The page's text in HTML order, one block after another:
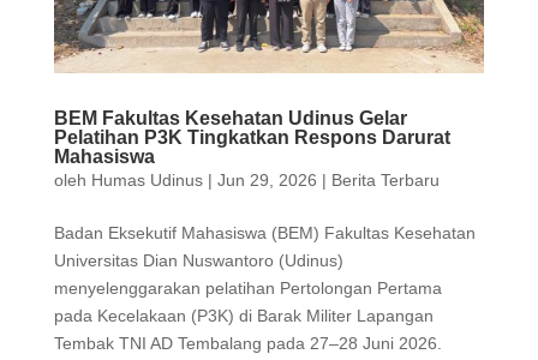
BEM Fakultas Kesehatan Udinus Gelar
Pelatihan P3K Tingkatkan Respons Darurat
Mahasiswa
oleh Humas Udinus| Jun 29, 2026 | Berita Terbaru
Badan Eksekutif Mahasiswa (BEM) Fakultas Kesehatan
Universitas Dian Nuswantoro (Udinus)
menyelenggarakan pelatihan Pertolongan Pertama
pada Kecelakaan (P3K) di Barak Militer Lapangan
Tembak TNI AD Tembalang pada 27–28 Juni 2026.